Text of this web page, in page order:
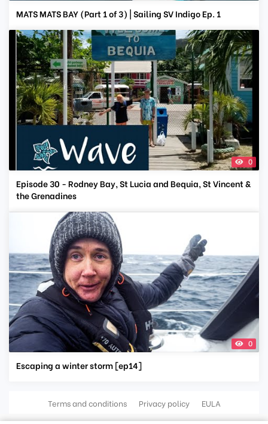
MATS MATS BAY (Part 1 of 3) | Sailing SV Indigo Ep. 1
0
Episode 30 - Rodney Bay, St Lucia and Bequia, St Vincent &
the Grenadines
0
Escaping a winter storm [ep14]
Terms and conditions Privacy policy EULA